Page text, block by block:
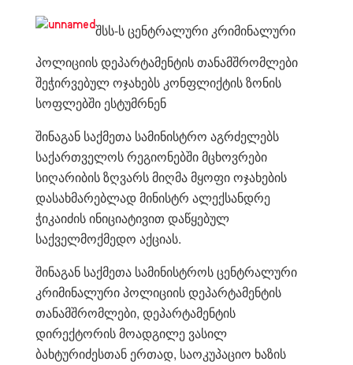
შსს-ს ცენტრალური კრიმინალური
პოლიციის დეპარტამენტის თანამშრომლები
შეჭირვებულ ოჯახებს კონფლიქტის ზონის
სოფლებში ესტუმრნენ
შინაგან საქმეთა სამინისტრო აგრძელებს
საქართველოს რეგიონებში მცხოვრები
სიღარიბის ზღვარს მიღმა მყოფი ოჯახების
დასახმარებლად მინისტრ ალექსანდრე
ჭიკაიძის ინიციატივით დაწყებულ
საქველმოქმედო აქციას.
შინაგან საქმეთა სამინისტროს ცენტრალური
კრიმინალური პოლიციის დეპარტამენტის
თანამშრომლები, დეპარტამენტის
დირექტორის მოადგილე ვასილ
ბახტურიძესთან ერთად, საოკუპაციო ხაზის